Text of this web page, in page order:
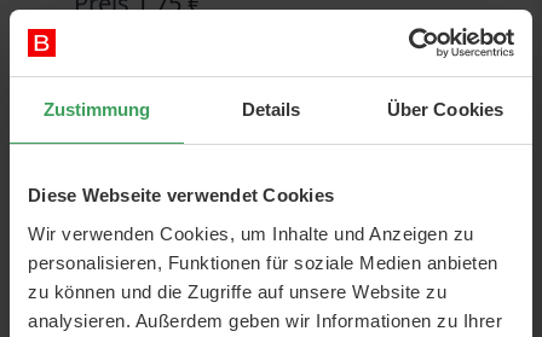
Zustimmung Details Über Cookies
Diese Webseite verwendet Cookies
Wir verwenden Cookies, um Inhalte und Anzeigen zu
personalisieren, Funktionen für soziale Medien anbieten
zu können und die Zugriffe auf unsere Website zu
analysieren. Außerdem geben wir Informationen zu Ihrer